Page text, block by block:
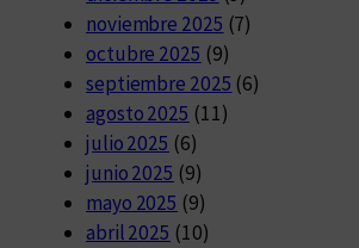
noviembre 2025 (7)
octubre 2025 (9)
septiembre 2025 (6)
agosto 2025 (11)
julio 2025 (6)
junio 2025 (9)
mayo 2025 (9)
abril 2025 (10)